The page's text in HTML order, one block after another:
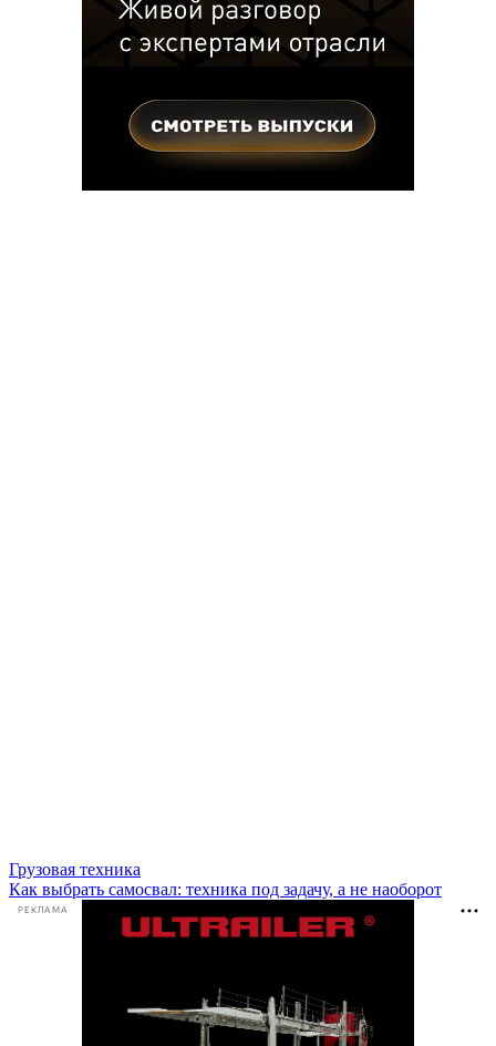
Грузовая техника
Как выбрать самосвал: техника под задачу, а не наоборот
РЕКЛАМА